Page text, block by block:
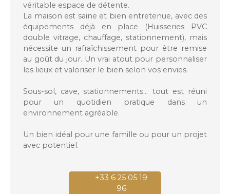
véritable espace de détente.
La maison est saine et bien entretenue, avec des
équipements déjà en place (Huisseries PVC
double vitrage, chauffage, stationnement), mais
nécessite un rafraîchissement pour être remise
au goût du jour. Un vrai atout pour personnaliser
les lieux et valoriser le bien selon vos envies.
Sous-sol, cave, stationnements… tout est réuni
pour un quotidien pratique dans un
environnement agréable.
Un bien idéal pour une famille ou pour un projet
avec potentiel.
+33 6 25 05 19
96